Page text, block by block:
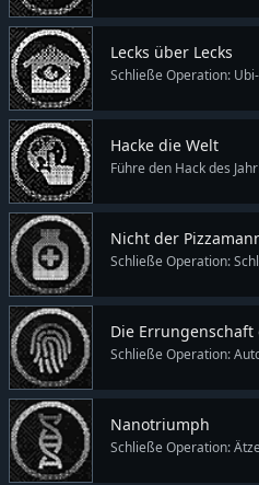
Lecks über Lecks
Schließe Operation:
Hacke die Welt
Führe den Hack des
Nicht der
Schließe Operation:
Die Errungenschaft
Schließe Operation:
Nanotriumph
Schließe Operation: